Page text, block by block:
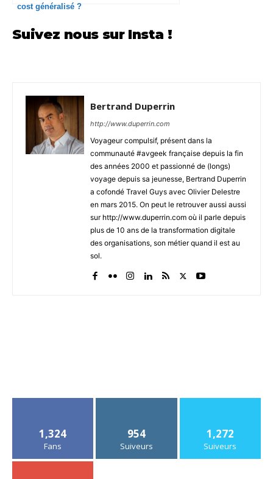
cost généralisé ?
Suivez nous sur Insta !
Bertrand Duperrin
http://www.duperrin.com
Voyageur compulsif, présent dans la
communauté #avgeek française depuis la fin
des années 2000 et passionné de (longs)
voyage depuis sa jeunesse, Bertrand Duperrin
a cofondé Travel Guys avec Olivier Delestre
en mars 2015. On peut le retrouver aussi aussi
sur http://www.duperrin.com où il parle depuis
plus de 10 ans de la transformation digitale
des organisations, son métier quand il est au
sol.
1,324
Fans
954
Suiveurs
1,272
Suiveurs